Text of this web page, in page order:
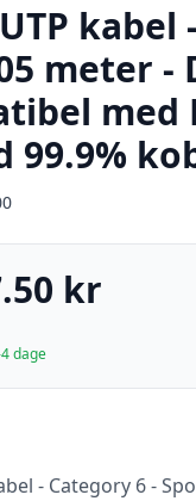
kabel
meter -
med
99.9%
kr
dage
- Category 6 -